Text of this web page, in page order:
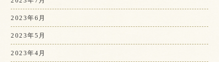
2023年6月
2023年5月
2023年4月